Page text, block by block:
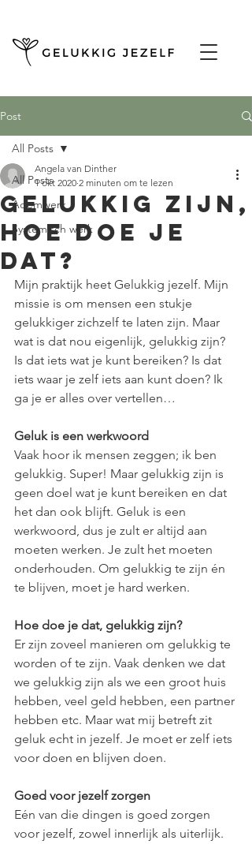
Post
All Posts
Ademwerk
Systemisch werk
All Posts
Gelukkig zijn,
hoe doe je
dat?
Angela van Dinther
1 okt 2020 2 minuten om te lezen
Mijn praktijk heet Gelukkig jezelf. Mijn
missie is om mensen een stukje
gelukkiger zichzelf te laten zijn. Maar
wat is dat nou eigenlijk, gelukkig zijn?
Is dat iets wat je kunt bereiken? Is dat
iets waar je zelf iets aan kunt doen? Ik
ga je er alles over vertellen…
Geluk is een werkwoord
Vaak hoor ik mensen zeggen; ik ben
gelukkig. Super! Maar gelukkig zijn is
geen doel wat je kunt bereiken en dat
het dan ook blijft. Geluk is een
werkwoord, dus je zult er altijd aan
moeten werken. Je zult het moeten
onderhouden. Om gelukkig te zijn én
te blijven, moet je hard werken.
Hoe doe je dat, gelukkig zijn?
Er zijn zoveel manieren om gelukkig te
worden of te zijn. Vaak denken we dat
we gelukkig zijn als we een groot huis
hebben, veel geld hebben, een partner
hebben etc. Maar wat mij betreft zit
geluk echt in jezelf. Je moet er zelf iets
voor doen en blijven doen.
Goed voor jezelf zorgen
Eén van die dingen is goed zorgen
voor jezelf, zowel innerlijk als uiterlijk.